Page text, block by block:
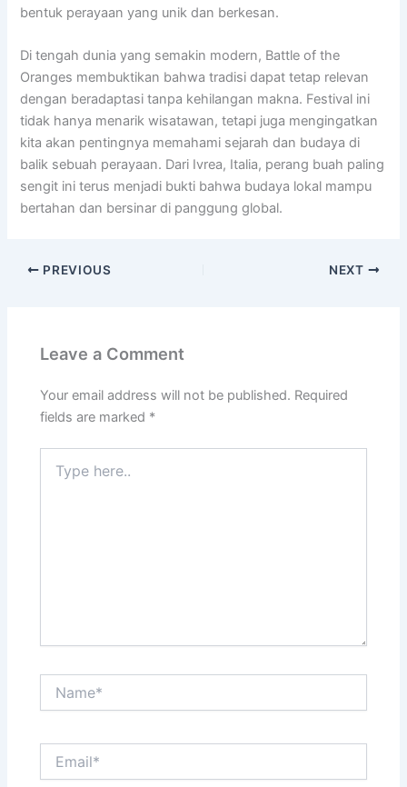
bentuk perayaan yang unik dan berkesan.
Di tengah dunia yang semakin modern, Battle of the
Oranges membuktikan bahwa tradisi dapat tetap relevan
dengan beradaptasi tanpa kehilangan makna. Festival ini
tidak hanya menarik wisatawan, tetapi juga mengingatkan
kita akan pentingnya memahami sejarah dan budaya di
balik sebuah perayaan. Dari Ivrea, Italia, perang buah paling
sengit ini terus menjadi bukti bahwa budaya lokal mampu
bertahan dan bersinar di panggung global.
PREVIOUS NEXT
Leave a Comment
Your email address will not be published. Required
fields are marked *
here..